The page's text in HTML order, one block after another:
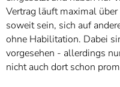
Vertrag läuft maximal
soweit sein, sich auf
ohne Habilitation. Dabei
vorgesehen - allerdings
nicht auch dort schon